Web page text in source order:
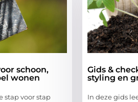
schoon,
wonen
stap voor stap
Gids &
styling en
In deze gids